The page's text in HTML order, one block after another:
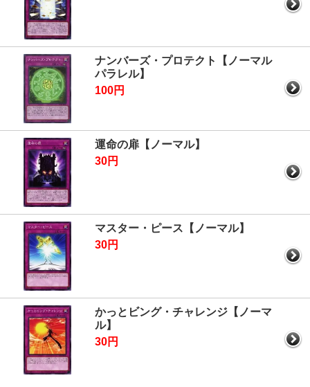
ナンバーズ・プロテクト【ノーマル
パラレル】
100円
運命の扉【ノーマル】
30円
マスター・ピース【ノーマル】
30円
かっとビング・チャレンジ【ノーマ
ル】
30円